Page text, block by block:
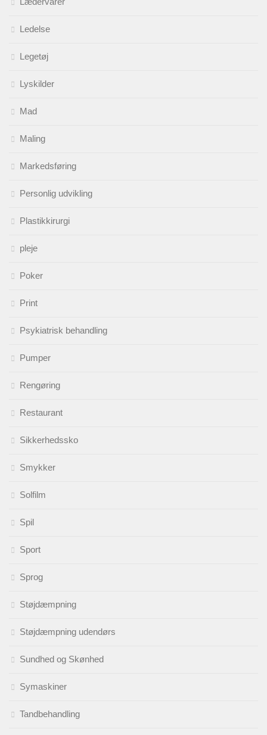
Ledelse
Legetøj
Lyskilder
Mad
Maling
Markedsføring
Personlig udvikling
Plastikkirurgi
pleje
Poker
Print
Psykiatrisk behandling
Pumper
Rengøring
Restaurant
Sikkerhedssko
Smykker
Solfilm
Spil
Sport
Sprog
Støjdæmpning
Støjdæmpning udendørs
Sundhed og Skønhed
Symaskiner
Tandbehandling